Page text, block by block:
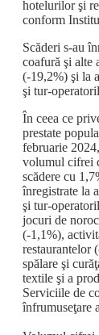
hotelurilor şi
conform
Scăderi s-au
coafură şi alte
(-19,2%) şi la
şi tur-
În ceea ce
prestate
februarie
volumul cifrei
scădere cu
înregistrate la
şi tur-
jocuri de
(-1,1%),
restaurantelor
spălare şi
textile şi a
Serviciile de
înfrumuseţare